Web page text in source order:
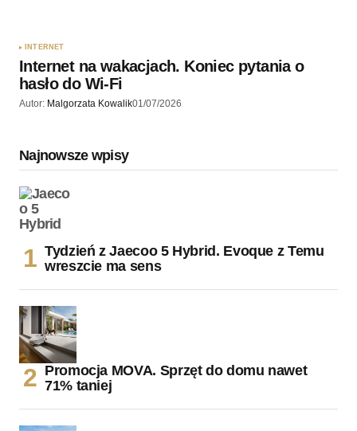
INTERNET
Internet na wakacjach. Koniec pytania o
hasło do Wi-Fi
Autor: Malgorzata Kowalik01/07/2026
Najnowsze wpisy
Tydzień z Jaecoo 5 Hybrid. Evoque z Temu
wreszcie ma sens
Promocja MOVA. Sprzęt do domu nawet
71% taniej